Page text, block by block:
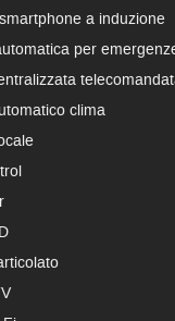
a induzione
per
clima